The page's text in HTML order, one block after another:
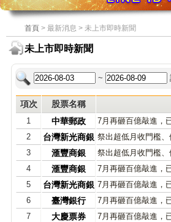
首頁 > 最新消息 > 未上市即時新聞
未上市即時新聞
~
項次 股票名稱
1 中華郵政
7月再砸百億敲進，
2
台灣新光商銀 祭出超低月收門檻
3
滙豐商銀
祭出超低月收門檻
4
滙豐商銀
7月再砸百億敲進，
5
台灣新光商銀 7月再砸百億敲進，
6
臺灣銀行
7月再砸百億敲進，
7
大慶票券
7月再砸百億敲進，